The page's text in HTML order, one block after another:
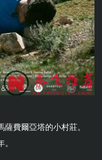
費爾亞塔的小村莊。